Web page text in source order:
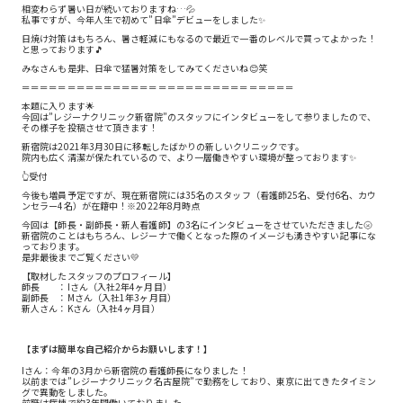
相変わらず暑い日が続いておりますね…💦
私事ですが、今年人生で初めて”日傘”デビューをしました✨
日焼け対策はもちろん、暑さ軽減にもなるので最近で一番のレベルで買ってよかった！
と思っております🎵
みなさんも是非、日傘で猛暑対策をしてみてくださいね😊笑
＝＝＝＝＝＝＝＝＝＝＝＝＝＝＝＝＝＝＝＝＝＝＝＝＝＝＝＝＝＝
本題に入ります🌟
今回は”レジーナクリニック新宿院”のスタッフにインタビューをして参りましたので、
その様子を投稿させて頂きます！
新宿院は2021年3月30日に移転したばかりの新しいクリニックです。
院内も広く清潔が保たれているので、より一層働きやすい環境が整っております✨
👆受付
今後も増員予定ですが、現在新宿院には35名のスタッフ（看護師25名、受付6名、カウ
ンセラー4名）が在籍中！※2022年8月時点
今回は【師長・副師長・新人看護師】の3名にインタビューをさせていただきました🌝
新宿院のことはもちろん、レジーナで働くとなった際のイメージも湧きやすい記事にな
っております。
是非最後までご覧ください💛
【取材したスタッフのプロフィール】
師長 ：Iさん（入社2年4ヶ月目）
副師長 ：Mさん（入社1年3ヶ月目）
新人さん：Kさん（入社4ヶ月目）
【まずは簡単な自己紹介からお願いします！】
Iさん：今年の3月から新宿院の看護師長になりました！
以前までは”レジーナクリニック名古屋院”で勤務をしており、東京に出てきたタイミン
グで異動をしました。